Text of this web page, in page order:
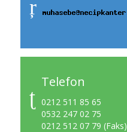
Telefon
0212 511 85 65
0532 247 02 75
0212 512 07 79 (Faks)